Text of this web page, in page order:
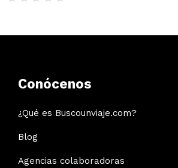
Conócenos
¿Qué es Buscounviaje.com?
Blog
Agencias colaboradoras